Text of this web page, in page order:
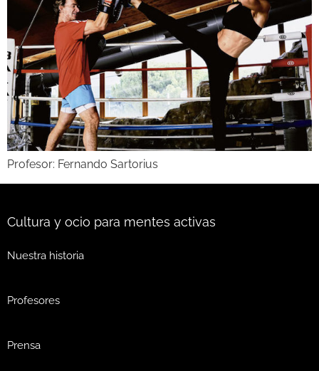
Profesor: Fernando Sartorius
Cultura y ocio para mentes activas
Nuestra historia
Profesores
Prensa